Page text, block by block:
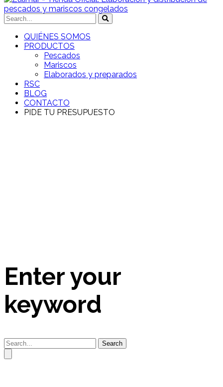
QUIÉNES SOMOS
PRODUCTOS
Pescados
Mariscos
Elaborados y preparados
RSC
BLOG
CONTACTO
PIDE TU PRESUPUESTO
Enter your
keyword
Search